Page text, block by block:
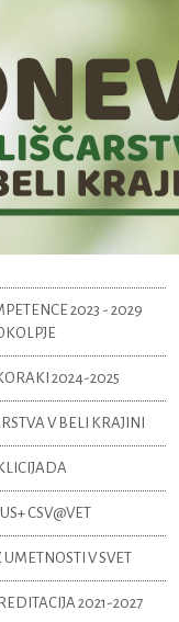
2023 - 2029
2024-2025
V BELI KRAJINI
CSV@VET
UMETNOSTI V SVET
2021-2027